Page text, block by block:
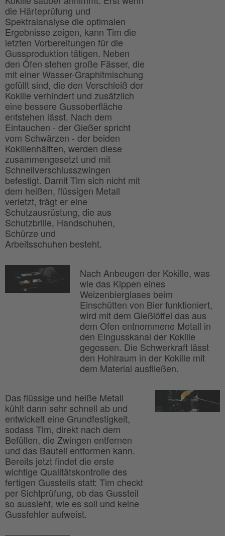
die Härteprüfung und
Spektralanalyse die optimalen
Ergebnisse zeigen, kann Tim die
letzten Vorbereitungen für die
Gussproduktion tätigen. Neben
den Öfen stehen große Fässer, die
mit einer Wasser-Graphitmischung
gefüllt sind, die den Verschleiß der
Kokille verhindert und zusätzlich
eine bessere Gussoberfläche
entstehen lässt. Nach dem
Eintauchen - der Gießer spricht
vom Schwärzen - der beiden
Kokillenhälften, werden diese
zusammengesetzt und mit
Schnellverschlusszwingen
befestigt. Damit Tim sich nicht mit
dem heißen, flüssigen Metall
verletzt, trägt er eine
Schutzausrüstung, die aus
Schutzbrille, Handschuhen,
Schürze und
Arbeitsschuhen besteht.
Nach Anbeugen der Kokille, was
wie das Kippen eines
Weizenbierglases beim
Einschütten von Bier funktioniert,
wird mit dem Gießlöffel das aus
dem Ofen entnommene Metall in
den Eingusskanal der Kokille
gegossen. Die Schwerkraft lässt
den Hohlraum in der Kokille mit
dem Material ausfließen.
Das flüssige und heiße Metall
kühlt dann sehr schnell ab und
entwickelt eine Grundfestigkeit,
sodass Tim, direkt nach dem
Befüllen, die Zwingen entfernen
und das Bauteil entformen kann.
Bereits jetzt findet die erste
wichtige Qualitätskontrolle des
fertigen Gussteils statt: Tim checkt
per Sichtprüfung, ob das Gussteil
so aussieht, wie es soll und keine
Gussfehler aufweist.